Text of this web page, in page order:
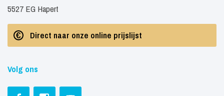
5527 EG Hapert
Direct naar onze online prijslijst
Volg ons